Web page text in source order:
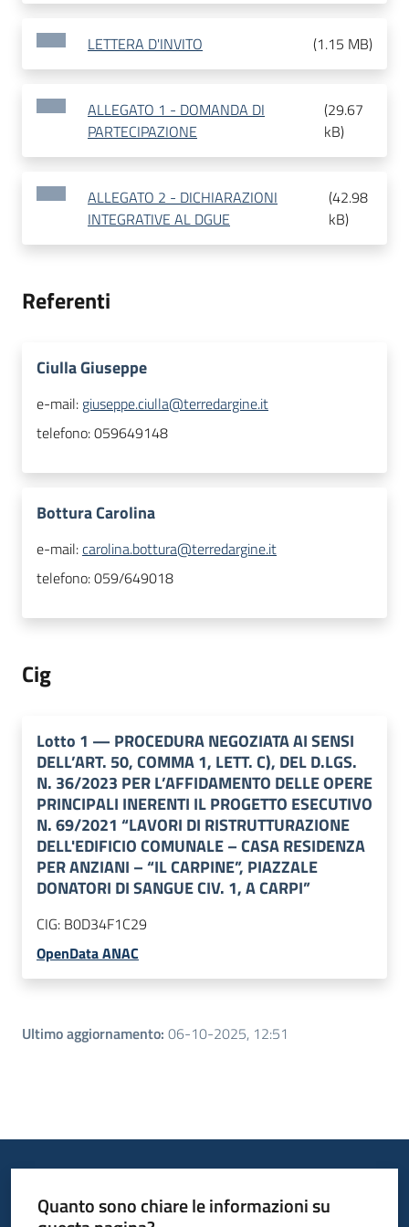
LETTERA D'INVITO (1.15 MB)
ALLEGATO 1 - DOMANDA DI
PARTECIPAZIONE
(29.67
kB)
ALLEGATO 2 - DICHIARAZIONI
INTEGRATIVE AL DGUE
(42.98
kB)
Referenti
Ciulla Giuseppe
e-mail: giuseppe.ciulla@terredargine.it
telefono:059649148
Bottura Carolina
e-mail:carolina.bottura@terredargine.it
telefono:059/649018
Cig
Lotto 1 — PROCEDURA NEGOZIATA AI SENSI
DELL’ART. 50, COMMA 1, LETT. C), DEL D.LGS.
N. 36/2023 PER L’AFFIDAMENTO DELLE OPERE
PRINCIPALI INERENTI IL PROGETTO ESECUTIVO
N. 69/2021 “LAVORI DI RISTRUTTURAZIONE
DELL'EDIFICIO COMUNALE – CASA RESIDENZA
PER ANZIANI – “IL CARPINE”, PIAZZALE
DONATORI DI SANGUE CIV. 1, A CARPI”
CIG: B0D34F1C29
OpenData ANAC
Ultimo aggiornamento: 06-10-2025, 12:51
Quanto sono chiare le informazioni su